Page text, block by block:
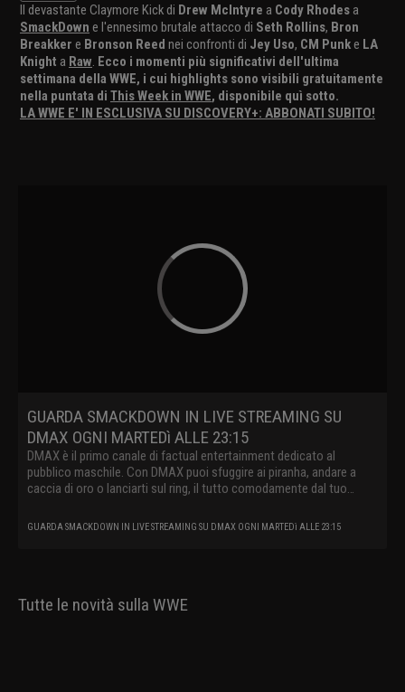
Il devastante Claymore Kick di Drew McIntyre a Cody Rhodes a
SmackDown e l'ennesimo brutale attacco di Seth Rollins, Bron
Breakker e Bronson Reed nei confronti di Jey Uso, CM Punke LA
Knight a Raw. Ecco i momenti più significativi dell'ultima
settimana della WWE, i cui highlights sono visibili gratuitamente
nella puntata di This Week in WWE, disponibile quì sotto.
LA WWE E' IN ESCLUSIVA SU DISCOVERY+: ABBONATI SUBITO!
GUARDA SMACKDOWN IN LIVE STREAMING SU
DMAX OGNI MARTEDì ALLE 23:15
DMAX è il primo canale di factual entertainment dedicato al
pubblico maschile. Con DMAX puoi sfuggire ai piranha, andare a
caccia di oro o lanciarti sul ring, il tutto comodamente dal tuo
GUARDA SMACKDOWN IN LIVE STREAMING SU DMAX OGNI MARTEDì ALLE 23:15
Tutte le novità sulla WWE